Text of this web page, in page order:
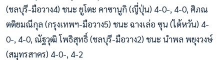
(ชลบุรี-มือวาง4) ชนะ ยูโตะ คาซานูกิ (ญี่ปุ่น) 4-0-, 4-0, ศิภณ
ตติยมณีกุล (กรุงเทพฯ-มือวาง5) ชนะ ฉางเล่อ ซุน (ไต้หวัน) 4-
0-, 4-0, ณัฐวุฒิ โพธิสุทธิ์ (ชลบุรี-มือวาง2) ชนะ นำพล พยุงวงษ์
(สมุทรสาคร) 4-0-, 4-2